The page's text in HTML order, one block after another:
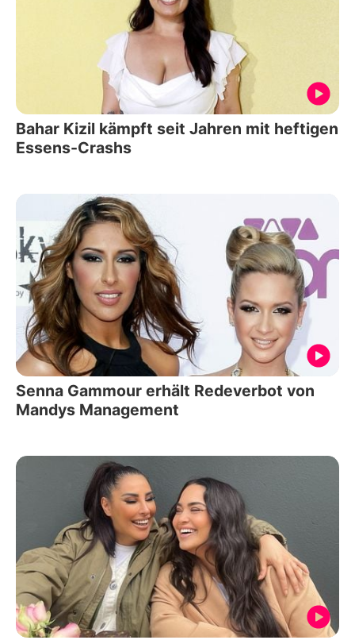
Bahar Kizil kämpft seit Jahren mit heftigen
Essens-Crashs
Senna Gammour erhält Redeverbot von
Mandys Management